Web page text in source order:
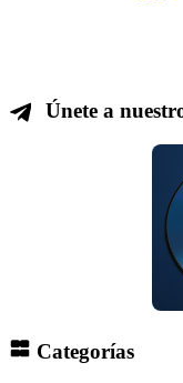
Únete a
Categorías